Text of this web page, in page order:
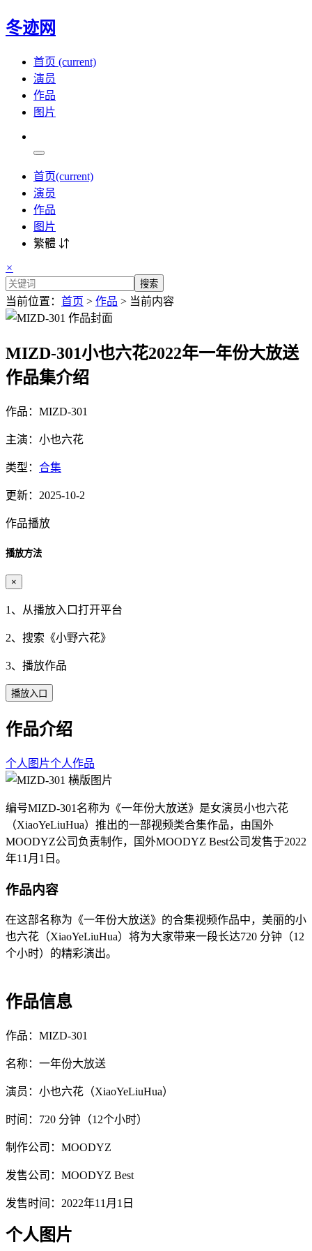
冬迹网
首页 (current)
演员
作品
图片
首页(current)
演员
作品
图片
繁體 ⇵
×
搜索
当前位置： 首页 > 作品 > 当前内容
MIZD-301小也六花2022年一年份大放送
作品集介绍
作品：MIZD-301
主演：小也六花
类型： 合集
更新：2025-10-2
作品播放
播放方法
×
1、从播放入口打开平台
2、搜索《小野六花》
3、播放作品
播放入口
作品介绍
个人图片个人作品
编号MIZD-301名称为《一年份大放送》是女演员小也六花
（XiaoYeLiuHua）推出的一部视频类合集作品，由国外
MOODYZ公司负责制作，国外MOODYZ Best公司发售于2022
年11月1日。
作品内容
在这部名称为《一年份大放送》的合集视频作品中，美丽的小
也六花（XiaoYeLiuHua）将为大家带来一段长达720 分钟（12
个小时）的精彩演出。
作品信息
作品：MIZD-301
名称：一年份大放送
演员：小也六花（XiaoYeLiuHua）
时间：720 分钟（12个小时）
制作公司：MOODYZ
发售公司：MOODYZ Best
发售时间：2022年11月1日
个人图片